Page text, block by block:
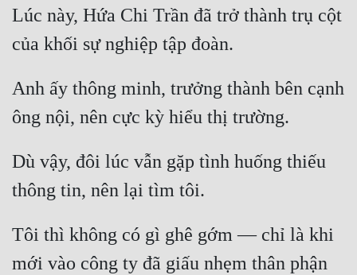
Phản Phái
Quan Trường
Sảng Văn
Sủng
Thanh Xuân
Tiên Hiệp
Tiểu Thuyết
Lúc này, Hứa Chi Trần đã trở thành trụ cột
của khối sự nghiệp tập đoàn.
Anh ấy thông minh, trưởng thành bên cạnh
ông nội, nên cực kỳ hiểu thị trường.
Dù vậy, đôi lúc vẫn gặp tình huống thiếu
thông tin, nên lại tìm tôi.
Tôi thì không có gì ghê gớm — chỉ là khi
mới vào công ty đã giấu nhẹm thân phận